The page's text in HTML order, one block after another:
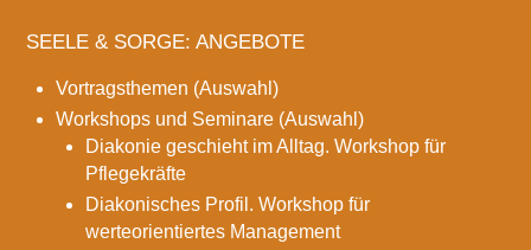
SEELE & SORGE: ANGEBOTE
Vortragsthemen (Auswahl)
Workshops und Seminare (Auswahl)
Diakonie geschieht im Alltag. Workshop für
Pflegekräfte
Diakonisches Profil. Workshop für
werteorientiertes Management